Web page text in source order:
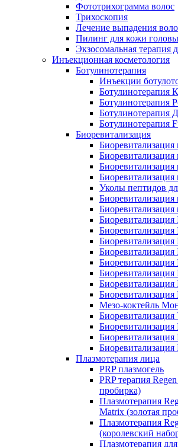
Фототрихограмма волос
Трихоскопия
Лечение выпадения
Пилинг для кожи головы
Экзосомальная терапия
Инъекционная косметология
Ботулинотерапия
Инъекции
Ботулинотерапия
Ботулинотерапия
Ботулинотерапия
Ботулинотерапия
Биоревитализация
Биоревитализация
Биоревитализация
Биоревитализация
Биоревитализация
Уколы пептидов
Биоревитализация
Биоревитализация
Биоревитализация
Биоревитализация
Биоревитализация
Биоревитализация
Биоревитализация
Биоревитализация
Мезо-коктейль
Биоревитализация
Биоревитализация
Биоревитализация
Биоревитализация
Плазмотерапия лица
PRP плазмогель
PRP терапия
пробирка)
Плазмотерапия
Matrix (золотая
Плазмотерапия
(королевский
Плазмотерапия